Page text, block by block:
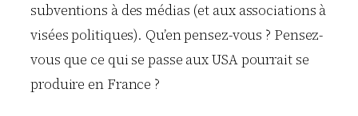
subventions à des médias (et aux associations à
visées politiques). Qu’en pensez-vous ? Pensez-
vous que ce qui se passe aux USA pourrait se
produire en France ?